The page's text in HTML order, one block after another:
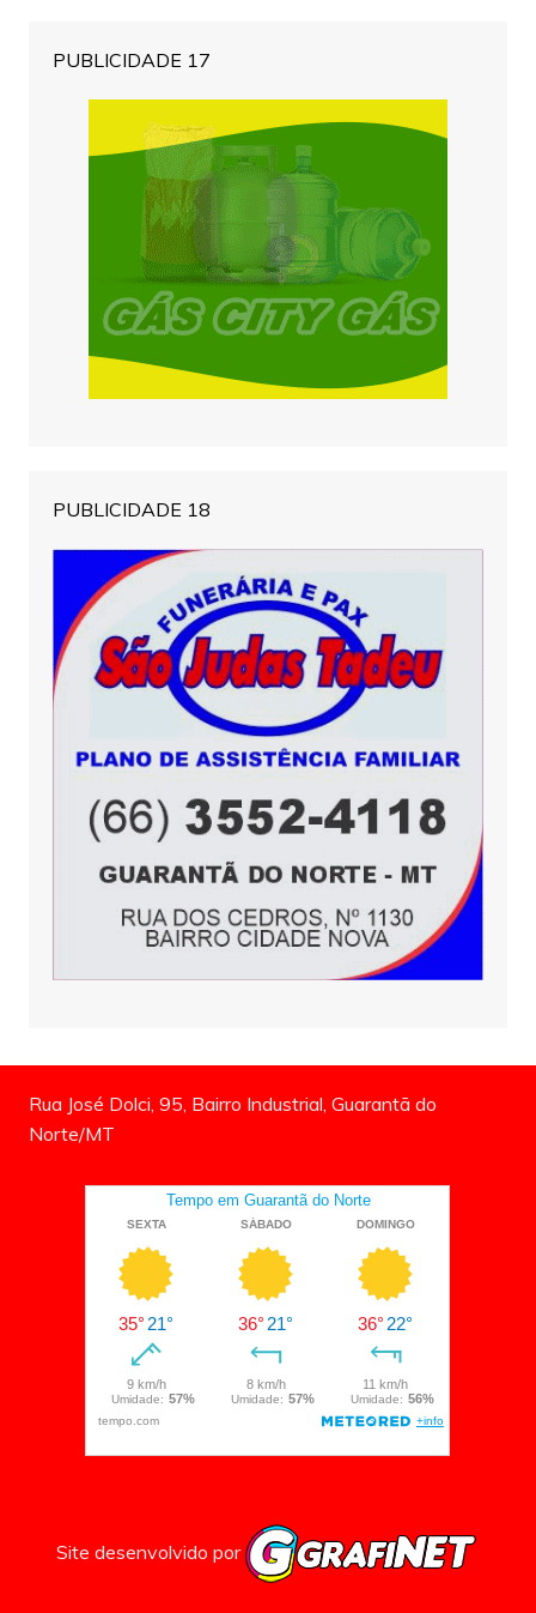
PUBLICIDADE 17
PUBLICIDADE 18
Rua José Dolci, 95, Bairro Industrial, Guarantã do
Norte/MT
Site desenvolvido por